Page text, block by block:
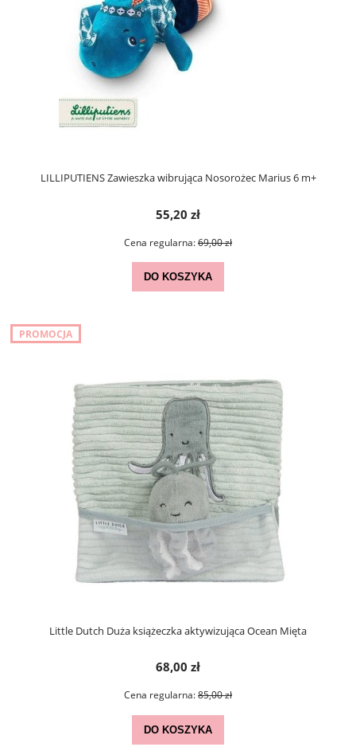
LILLIPUTIENS Zawieszka wibrująca Nosorożec Marius 6 m+
55,20 zł
Cena regularna:69,00 zł
DO KOSZYKA
Little Dutch Duża książeczka aktywizująca Ocean Mięta
68,00 zł
Cena regularna:85,00 zł
DO KOSZYKA
PROMOCJA